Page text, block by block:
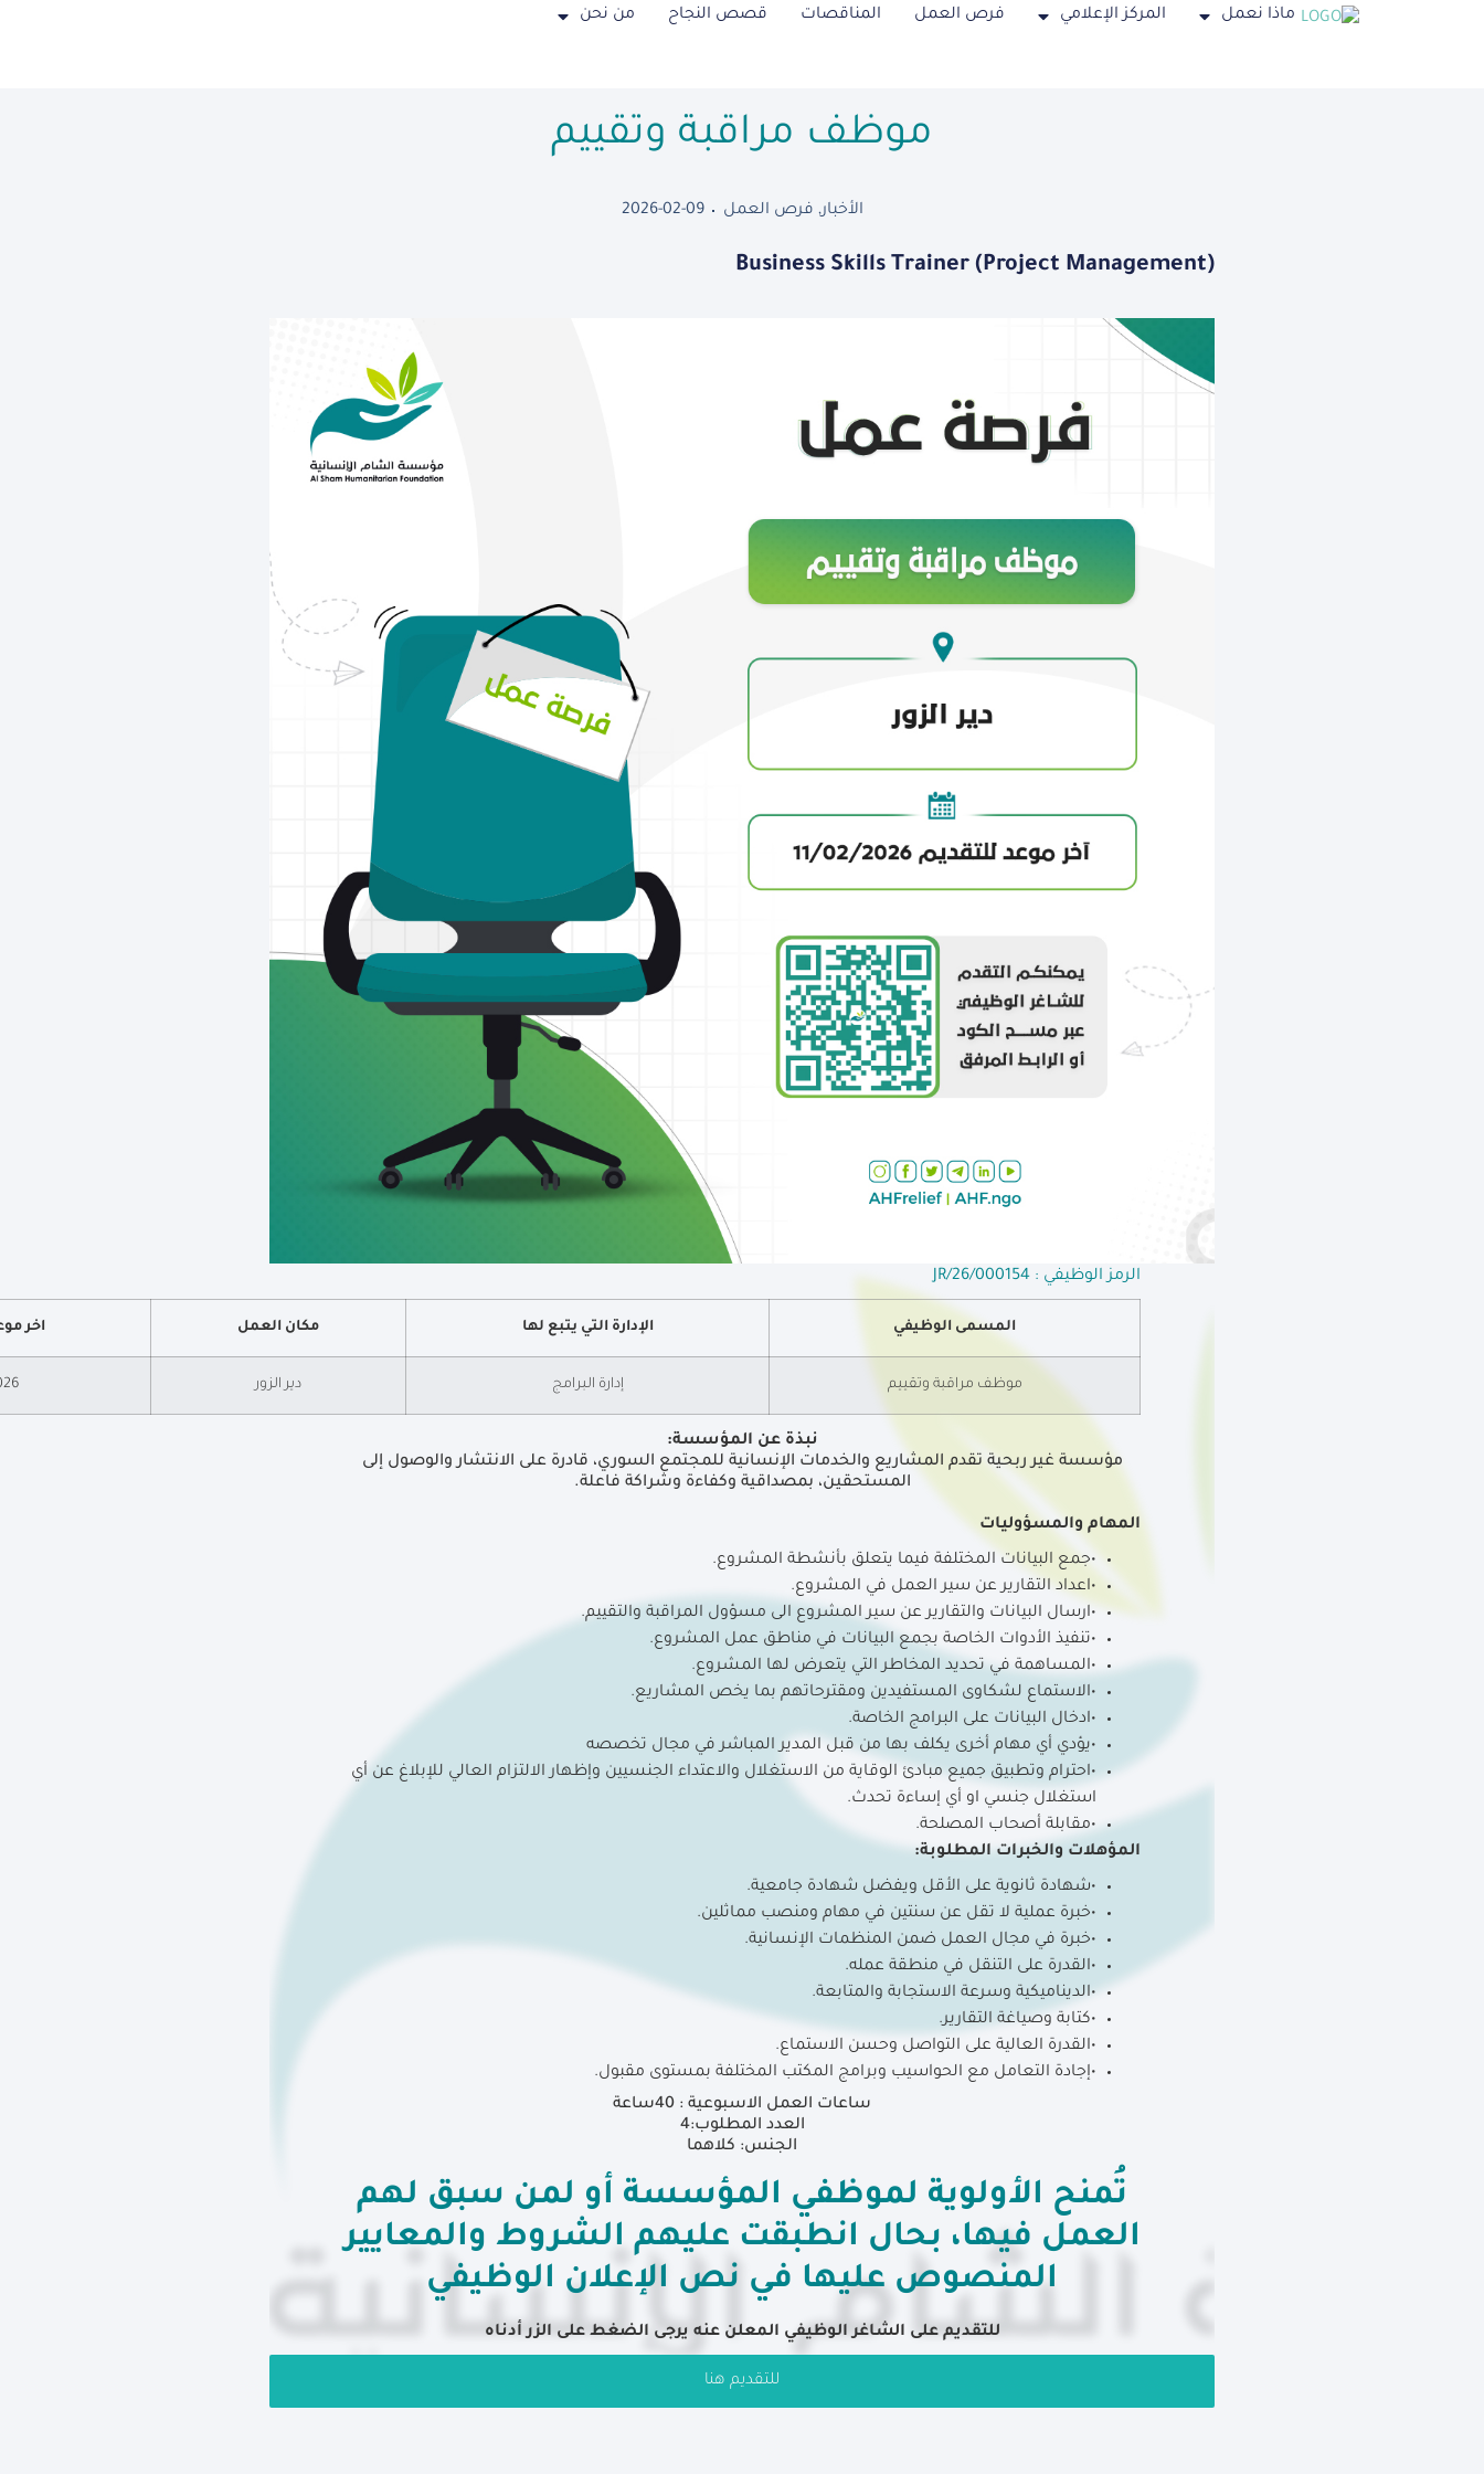
ماذا نعمل المركز الإعلامي فرص العمل المناقصات قصص النجاح من نحن
موظف مراقبة وتقييم
الأخبار, فرص العمل 2026-02-09
Business Skills Trainer (Project Management)
الرمز الوظيفي : JR/26/000154
المسمى الوظيفي الإدارة التي يتبع لها مكان العمل اخر
موظف مراقبة وتقييم إدارة البرامج دير الزور
نبذة عن المؤسسة:
مؤسسة غير ربحية تقدم المشاريع والخدمات الإنسانية للمجتمع السوري، قادرة على الانتشار والوصول إلى
المستحقين، بمصداقية وكفاءة وشراكة فاعلة.
المهام والمسؤوليات
•جمع البيانات المختلفة فيما يتعلق بأنشطة المشروع.
•اعداد التقارير عن سير العمل في المشروع.
•ارسال البيانات والتقارير عن سير المشروع الى مسؤول المراقبة والتقييم.
•تنفيذ الأدوات الخاصة بجمع البيانات في مناطق عمل المشروع.
•المساهمة في تحديد المخاطر التي يتعرض لها المشروع.
•الاستماع لشكاوى المستفيدين ومقترحاتهم بما يخص المشاريع.
•ادخال البيانات على البرامج الخاصة.
•يؤدي أي مهام أخرى يكلف بها من قبل المدير المباشر في مجال تخصصه
•احترام وتطبيق جميع مبادئ الوقاية من الاستغلال والاعتداء الجنسيين وإظهار الالتزام العالي للإبلاغ عن أي
استغلال جنسي او أي إساءة تحدث.
•مقابلة أصحاب المصلحة.
المؤهلات والخبرات المطلوبة:
•شهادة ثانوية على الأقل ويفضل شهادة جامعية.
•خبرة عملية لا تقل عن سنتين في مهام ومنصب مماثلين.
•خبرة في مجال العمل ضمن المنظمات الإنسانية.
•القدرة على التنقل في منطقة عمله.
•الديناميكية وسرعة الاستجابة والمتابعة.
•كتابة وصياغة التقارير.
•القدرة العالية على التواصل وحسن الاستماع.
•إجادة التعامل مع الحواسيب وبرامج المكتب المختلفة بمستوى مقبول.
ساعات العمل الاسبوعية : 40ساعة
العدد المطلوب:4
الجنس: كلاهما
تُمنح الأولوية لموظفي المؤسسة أو لمن سبق لهم
العمل فيها، بحال انطبقت عليهم الشروط والمعايير
المنصوص عليها في نص الإعلان الوظيفي
للتقديم على الشاغر الوظيفي المعلن عنه يرجى الضغط على الزر أدناه
للتقديم هنا